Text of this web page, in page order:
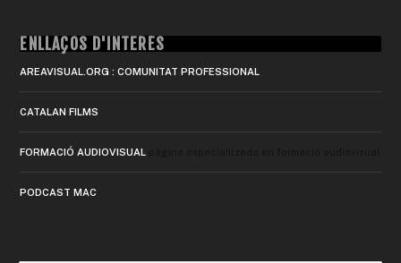
ENLLAÇOS D'INTERÈS
AREAVISUAL.ORG : COMUNITAT PROFESSIONAL
CATALAN FILMS
FORMACIÓ AUDIOVISUAL
PODCAST MAC